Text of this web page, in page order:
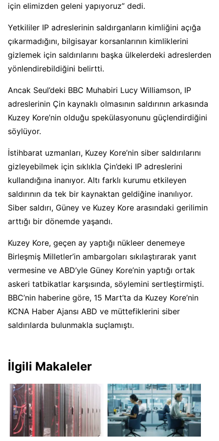
için elimizden geleni yapıyoruz” dedi.
Yetkililer IP adreslerinin saldırganların kimliğini açığa
çıkarmadığını, bilgisayar korsanlarının kimliklerini
gizlemek için saldırılarını başka ülkelerdeki adreslerden
yönlendirebildiğini belirtti.
Ancak Seul’deki BBC Muhabiri Lucy Williamson, IP
adreslerinin Çin kaynaklı olmasının saldırının arkasında
Kuzey Kore’nin olduğu spekülasyonunu güçlendirdiğini
söylüyor.
İstihbarat uzmanları, Kuzey Kore’nin siber saldırılarını
gizleyebilmek için sıklıkla Çin’deki IP adreslerini
kullandığına inanıyor. Altı farklı kurumu etkileyen
saldırının da tek bir kaynaktan geldiğine inanılıyor.
Siber saldırı, Güney ve Kuzey Kore arasındaki gerilimin
arttığı bir dönemde yaşandı.
Kuzey Kore, geçen ay yaptığı nükleer denemeye
Birleşmiş Milletler’in ambargoları sıkılaştırarak yanıt
vermesine ve ABD’yle Güney Kore’nin yaptığı ortak
askeri tatbikatlar karşısında, söylemini sertleştirmişti.
BBC’nin haberine göre, 15 Mart’ta da Kuzey Kore’nin
KCNA Haber Ajansı ABD ve müttefiklerini siber
saldırılarda bulunmakla suçlamıştı.
İlgili Makaleler